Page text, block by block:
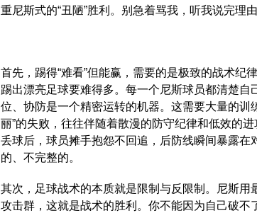
重尼斯式的“丑陋”胜利。别急着骂我，听我说完理由
首先，踢得“难看”但能赢，需要的是极致的战术纪
踢出漂亮足球要难得多。每一个尼斯球员都清楚
位、协防是一个精密运转的机器。这需要大量的训
丽”的失败，往往伴随着散漫的防守纪律和低效的
丢球后，球员摊手抱怨不回追，后防线瞬间暴露在
的、不完整的。
其次，足球战术的本质就是限制与反限制。尼斯
攻击群，这就是战术的胜利。你不能因为自己破不